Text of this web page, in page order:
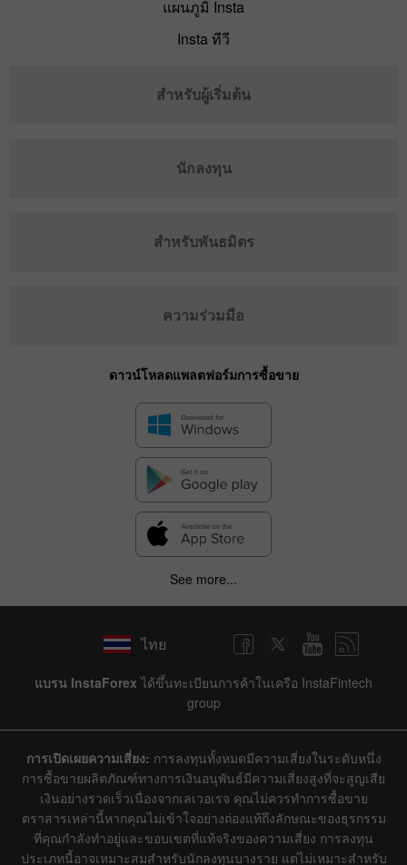
แผนภูมิ Insta
Insta ทีวี
สำหรับผู้เริ่มต้น
นักลงทุน
สำหรับพันธมิตร
ความร่วมมือ
ดาวน์โหลดแพลตฟอร์มการซื้อขาย
See more...
ไทย
แบรน InstaForex ได้ขึ้นทะเบียนการค้าในเครือ InstaFintech
group
การเปิดเผยความเสี่ยง: การลงทุนทั้งหมดมีความเสี่ยงในระดับหนึ่ง
การซื้อขายผลิตภัณฑ์ทางการเงินอนุพันธ์มีความเสี่ยงสูงที่จะสูญเสีย
เงินอย่างรวดเร็วเนื่องจากเลเวอเรจ คุณไม่ควรทำการซื้อขาย
ตราสารเหล่านี้หากคุณไม่เข้าใจอย่างถ่องแท้ถึงลักษณะของธุรกรรม
ที่คุณกำลังทำอยู่และขอบเขตที่แท้จริงของความเสี่ยง การลงทุน
ประเภทนี้อาจเหมาะสมสำหรับนักลงทุนบางราย แต่ไม่เหมาะสำหรับ